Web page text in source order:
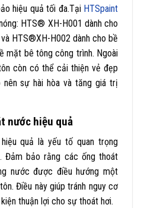
hiệu quả tối đa.Tại HTSpaint
HTS® XH-H001 dành cho
HTS®XH-H002 dành cho bề
mặt bê tông công trình. Ngoài
còn có thể cải thiện vẻ đẹp
sự hài hòa và tăng giá trị
nước hiệu quả
quả là yếu tố quan trọng
Đảm bảo rằng các ống thoát
nước được điều hướng một
Điều này giúp tránh nguy cơ
thuận lợi cho sự thoát hơi.